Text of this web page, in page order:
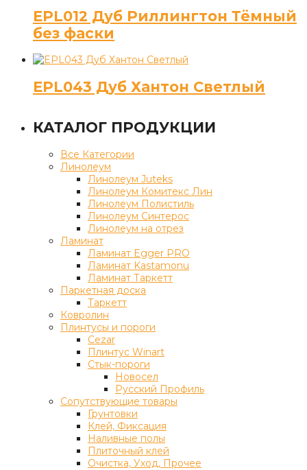
EPL012 Дуб Риллингтон Тёмный
без фаски
EPL043 Дуб Хантон Светлый
КАТАЛОГ ПРОДУКЦИИ
Все Категории
Линолеум
Линолеум Juteks
Линолеум Комитекс Лин
Линолеум Полистиль
Линолеум Синтерос
Линолеум на отрез
Ламинат
Ламинат Egger PRO
Ламинат Kastamonu
Ламинат Таркетт
Паркетная доска
Таркетт
Ковролин
Плинтусы и пороги
Cezar
Плинтус Winart
Стык-пороги
Новосел
Русский Профиль
Сопутствующие товары
Грунтовки
Клей, Фиксация
Наливные полы
Плиточный клей
Очистка, Уход, Прочее